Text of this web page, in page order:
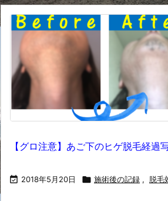
【グロ注意】あご下のヒゲ脱毛経過
 2018年5月20日  施術後の記録 , 脱毛